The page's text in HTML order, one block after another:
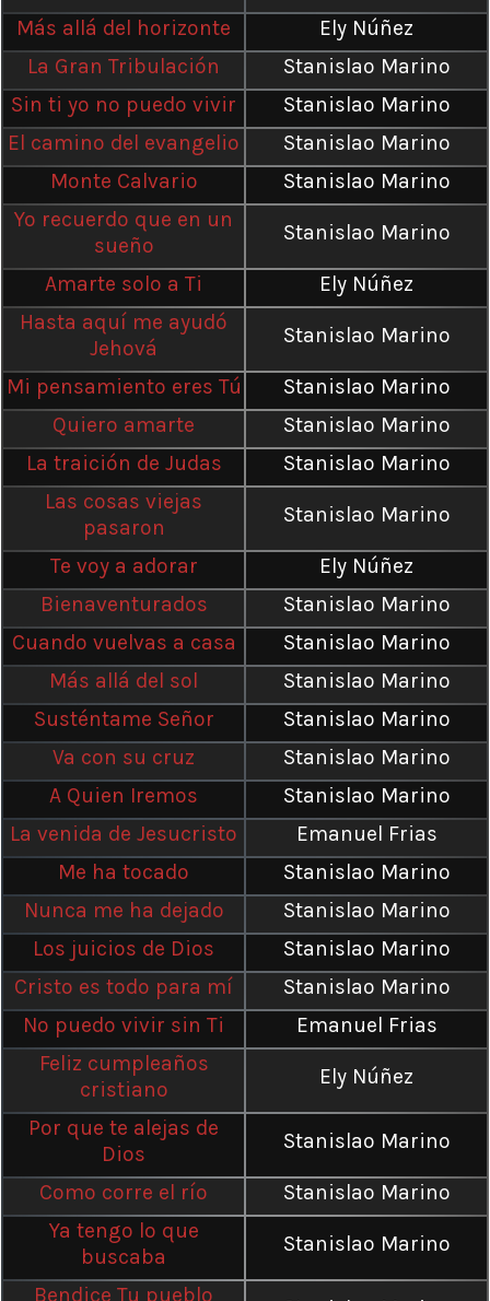
Más allá del horizonte
Ely Núñez
La Gran Tribulación
Stanislao Marino
Sin ti yo no puedo vivir
Stanislao Marino
El camino del evangelio
Stanislao Marino
Monte Calvario
Stanislao Marino
Yo recuerdo que en un
sueño
Stanislao Marino
Amarte solo a Ti
Ely Núñez
Hasta aquí me ayudó
Jehová
Stanislao Marino
Mi pensamiento eres Tú
Stanislao Marino
Quiero amarte
Stanislao Marino
La traición de Judas
Stanislao Marino
Las cosas viejas
pasaron
Stanislao Marino
Te voy a adorar
Ely Núñez
Bienaventurados
Stanislao Marino
Cuando vuelvas a casa
Stanislao Marino
Más allá del sol
Stanislao Marino
Susténtame Señor
Stanislao Marino
Va con su cruz
Stanislao Marino
A Quien Iremos
Stanislao Marino
La venida de Jesucristo
Emanuel Frias
Me ha tocado
Stanislao Marino
Nunca me ha dejado
Stanislao Marino
Los juicios de Dios
Stanislao Marino
Cristo es todo para mí
Stanislao Marino
No puedo vivir sin Ti
Emanuel Frias
Feliz cumpleaños
cristiano
Ely Núñez
Por que te alejas de
Dios
Stanislao Marino
Como corre el río
Stanislao Marino
Ya tengo lo que
buscaba
Stanislao Marino
Bendice Tu pueblo